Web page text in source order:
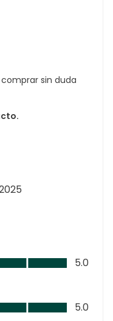
sin duda
5.0
5.0